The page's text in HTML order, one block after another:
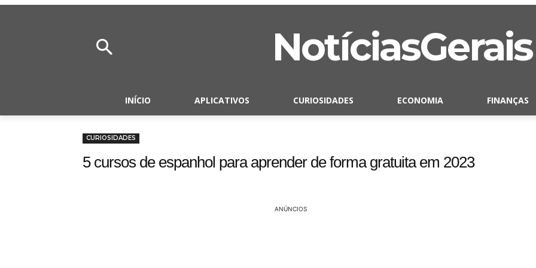
NotíciasGerais
INÍCIO APLICATIVOS CURIOSIDADES ECONOMIA FINANÇAS
CURIOSIDADES
5 cursos de espanhol para aprender de forma gratuita em 2023
ANÚNCIOS